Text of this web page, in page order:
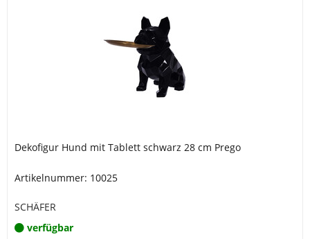
Dekofigur Hund mit Tablett schwarz 28 cm Prego
Artikelnummer: 10025
SCHÄFER
verfügbar